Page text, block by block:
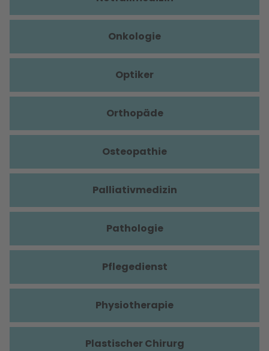
Onkologie
Optiker
Orthopäde
Osteopathie
Palliativmedizin
Pathologie
Pflegedienst
Physiotherapie
Plastischer Chirurg